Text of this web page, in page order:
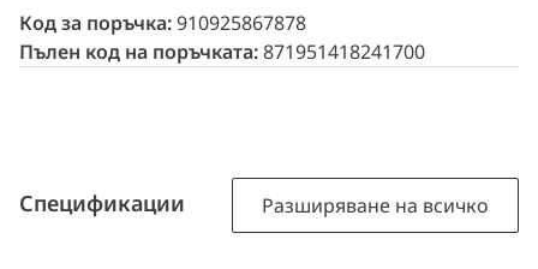
Код за поръчка:910925867878
Пълен код на поръчката:871951418241700
Спецификации Разширяване на всичко